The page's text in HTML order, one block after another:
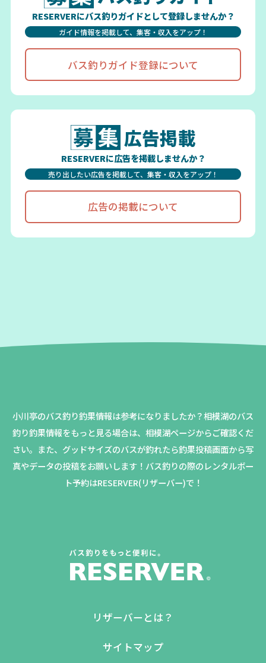
RESERVERにバス釣りガイドとして登録しませんか？
ガイド情報を掲載して、集客・収入をアップ！
バス釣りガイド登録について
広告掲載
RESERVERに広告を掲載しませんか？
売り出したい広告を掲載して、集客・収入をアップ！
広告の掲載について
小川亭のバス釣り釣果情報は参考になりましたか？相模湖のバス
釣り釣果情報をもっと見る場合は、相模湖ページからご確認くだ
さい。 また、グッドサイズのバスが釣れたら釣果投稿画面から写
真やデータの投稿をお願いします！バス釣りの際のレンタルボー
ト予約はRESERVER(リザーバー)で！
リザーバーとは？
サイトマップ